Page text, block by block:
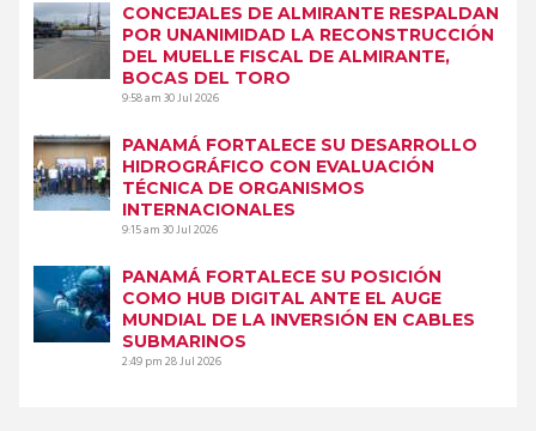
CONCEJALES DE ALMIRANTE RESPALDAN
POR UNANIMIDAD LA RECONSTRUCCIÓN
DEL MUELLE FISCAL DE ALMIRANTE,
BOCAS DEL TORO
9:58 am30 Jul 2026
PANAMÁ FORTALECE SU DESARROLLO
HIDROGRÁFICO CON EVALUACIÓN
TÉCNICA DE ORGANISMOS
INTERNACIONALES
9:15 am30 Jul 2026
PANAMÁ FORTALECE SU POSICIÓN
COMO HUB DIGITAL ANTE EL AUGE
MUNDIAL DE LA INVERSIÓN EN CABLES
SUBMARINOS
2:49 pm28 Jul 2026